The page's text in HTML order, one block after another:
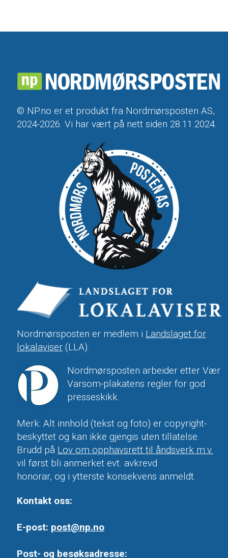
© NP.no er et produkt fra Nordmørsposten AS,
2024-2026. Vi har vært på nett siden 28.11.2024.
Nordmørsposten er medlem i Landslaget for
lokalaviser (LLA).
Nordmørsposten arbeider etter Vær
Varsom-plakatens regler for god
presseskikk.
Merk: Alt innhold (tekst og foto) er copyright-
beskyttet og kan ikke gjengis uten tillatelse.
Brudd på Lov om opphavsrett til åndsverk m.v.
vil først bli anmerket evt. avkrevd
honorar, og i ytterste konsekvens anmeldt.
Kontakt oss:
E-post: post@np.no
Post- og besøksadresse: